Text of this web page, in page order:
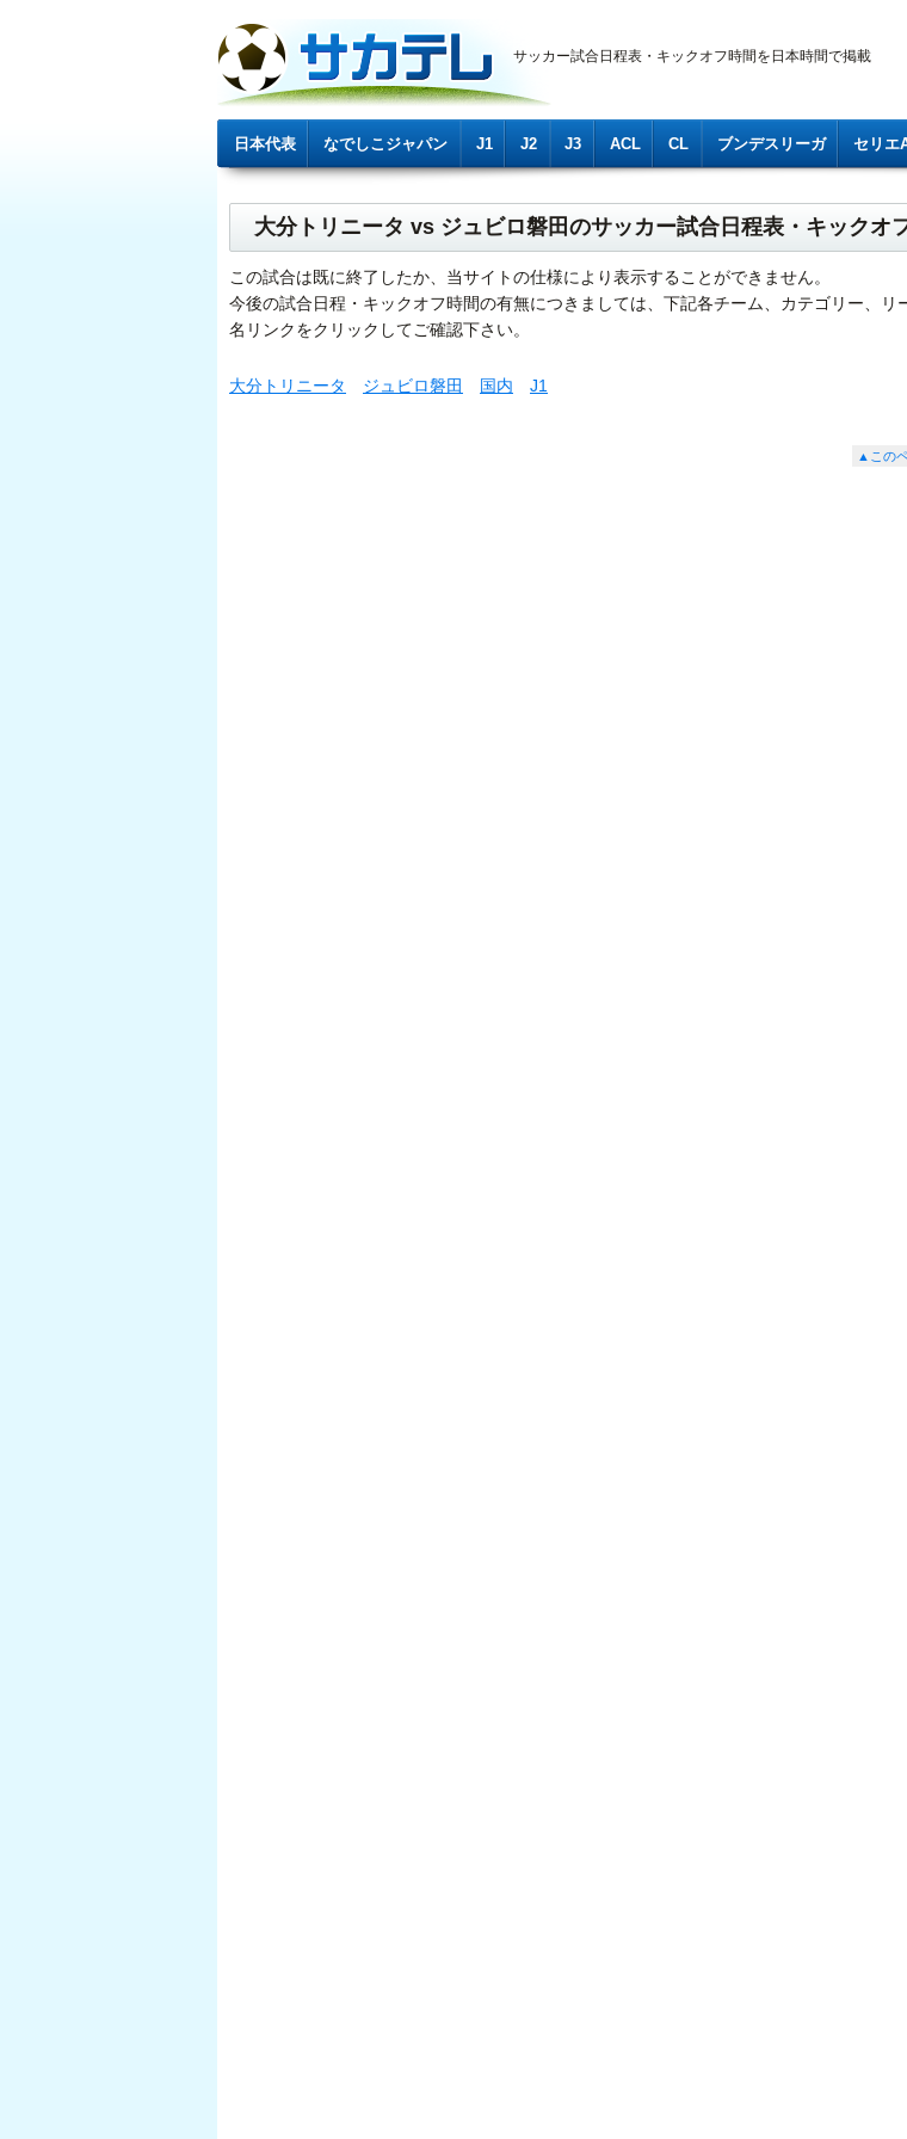
サッカー試合日程表・キックオフ時間を日本時間で掲載
日本代表 なでしこジャパン J1 J2 J3 ACL CL ブンデスリーガ セリエ
大分トリニータ vs ジュビロ磐田のサッカー試合日程表・キックオ
この試合は既に終了したか、当サイトの仕様により表示することができません。
今後の試合日程・キックオフ時間の有無につきましては、下記各チーム、カテゴリー、リ
名リンクをクリックしてご確認下さい。
大分トリニータ ジュビロ磐田 国内 J1
▲この